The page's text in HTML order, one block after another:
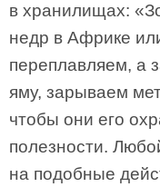
в хранилищах:
недр в Африке
переплавляем, а
яму, зарываем
чтобы они его
полезности.
на подобные